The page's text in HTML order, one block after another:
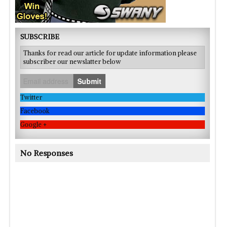
SUBSCRIBE
Thanks for read our article for update information please
subscriber our newslatter below
Submit
Twitter
Facebook
Google +
No Responses